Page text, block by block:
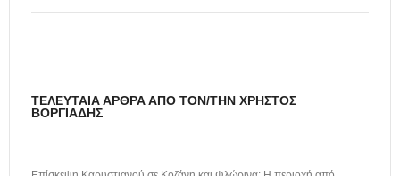
ΤΕΛΕΥΤΑΊΑ ΆΡΘΡΑ ΑΠΌ ΤΟΝ/ΤΗΝ ΧΡΉΣΤΟΣ
ΒΟΡΓΙΆΔΗΣ